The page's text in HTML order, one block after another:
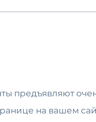
предъявляют
на вашем